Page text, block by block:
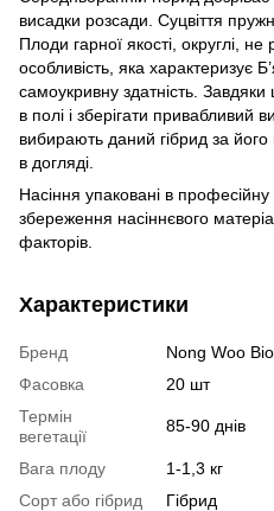
висадки розсади. Суцвіття
Плоди гарної якості, округлі,
особливість, яка характеризує
самоукривну здатність.
в полі і зберігати привабливий
вибирають даний гібрид за його
в догляді.
Насіння упаковані в
збереження насіннєвого
факторів.
Характеристики
Бренд
Nong Woo
Фасовка
20 шт
Термін
вегетації
85-90 днів
Вага плоду
1-1,3 кг
Сорт або гібрид
Гібрид